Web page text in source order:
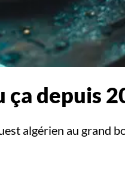
ça depuis
algérien au grand